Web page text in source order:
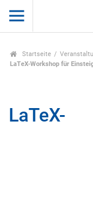
Startseite
LaTeX-Workshop für
LaTeX-